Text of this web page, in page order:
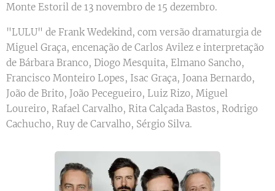
Monte Estoril de 13 novembro de 15 dezembro.
"LULU" de Frank Wedekind, com versão dramaturgia de
Miguel Graça, encenação de Carlos Avilez e interpretação
de Bárbara Branco, Diogo Mesquita, Elmano Sancho,
Francisco Monteiro Lopes, Isac Graça, Joana Bernardo,
João de Brito, João Pecegueiro, Luiz Rizo, Miguel
Loureiro, Rafael Carvalho, Rita Calçada Bastos, Rodrigo
Cachucho, Ruy de Carvalho, Sérgio Silva.